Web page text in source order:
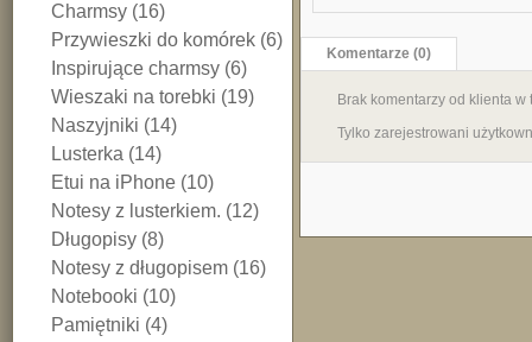
Charmsy (16)
Przywieszki do komórek (6)
Inspirujące charmsy (6)
Wieszaki na torebki (19)
Naszyjniki (14)
Lusterka (14)
Etui na iPhone (10)
Notesy z lusterkiem. (12)
Długopisy (8)
Notesy z długopisem (16)
Notebooki (10)
Pamiętniki (4)
Komentarze (0)
Brak komentarzy od klienta w
Tylko zarejestrowani